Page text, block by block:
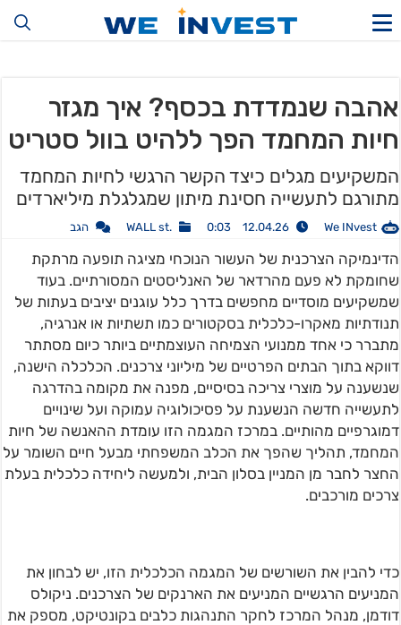
אהבה שנמדדת בכסף? איך מגזר
חיות המחמד הפך ללהיט בוול סטריט
המשקיעים מגלים כיצד הקשר הרגשי לחיות המחמד
מתורגם לתעשייה חסינת מיתון שמגלגלת מיליארדים
We INvest
12.04.26 0:03
.WALL st הגב
הדינמיקה הצרכנית של העשור הנוכחי מציגה תופעה מרתקת
שחומקת לא פעם מהרדאר של האנליסטים המסורתיים. בעוד
שמשקיעים מוסדיים מחפשים בדרך כלל עוגנים יציבים בעתות של
תנודתיות מאקרו-כלכלית בסקטורים כמו תשתיות או אנרגיה,
מתברר כי אחד ממנועי הצמיחה העוצמתיים ביותר כיום מסתתר
דווקא בתוך הבתים הפרטיים של מיליוני צרכנים. הכלכלה הישנה,
שנשענה על מוצרי צריכה בסיסיים, מפנה את מקומה בהדרגה
לתעשייה חדשה הנשענת על פסיכולוגיה עמוקה ועל שינויים
דמוגרפיים מהותיים. במרכז המגמה הזו עומדת ההאנשה של חיות
המחמד, תהליך שהפך את הכלב המשפחתי מבעל חיים השומר על
החצר לחבר מן המניין בסלון הבית, ולמעשה ליחידה כלכלית בעלת
צרכים מורכבים.
כדי להבין את השורשים של המגמה הכלכלית הזו, יש לבחון את
המניעים הרגשיים המניעים את הארנקים של הצרכנים. ניקולס
דודמן, מנהל המרכז לחקר התנהגות כלבים בקונטיקט, מספק את